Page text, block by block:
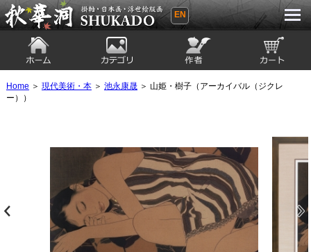
秋華洞 SHUKADO 掛軸・日本画・浮世
EN
Home ＞ 現代美術・本＞ 池永康晟＞ 山姫・樹子（アーカイバル（ジクレ
ー））